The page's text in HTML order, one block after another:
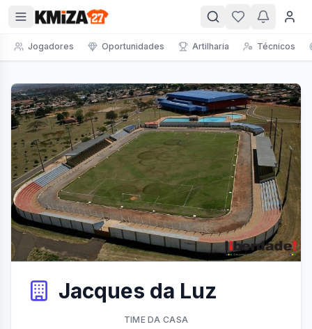
Jogadores Oportunidades Artilharia Técnicos
Jacques da Luz
TIMEDA CASA